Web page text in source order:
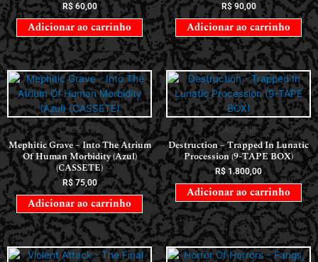
R$60,00
Adicionar ao carrinho
R$90,00
Adicionar ao carrinho
CASSETES
Mephitic Grave – Into The Atrium
Of Human Morbidity (Azul)
(CASSETE)
R$75,00
Adicionar ao carrinho
CASSETES
Destruction – Trapped In Lunatic
Procession (9-TAPE BOX)
R$ 1.800,00
Adicionar ao carrinho